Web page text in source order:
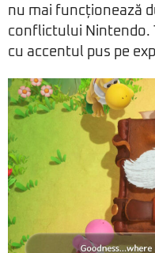
nu mai funcționează
conflictului Nintendo.
cu accentul pus pe